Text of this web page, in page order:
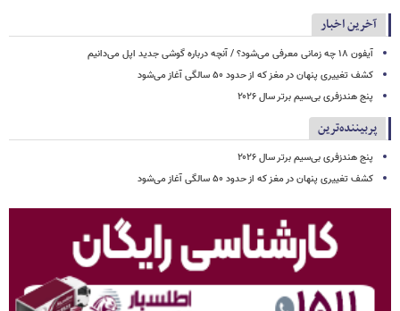
آخرین اخبار
آیفون ۱۸ چه زمانی معرفی می‌شود؟ / آنچه درباره گوشی جدید اپل می‌دانیم
کشف تغییری پنهان در مغز که از حدود ۵۰ سالگی آغاز می‌شود
پنج هندزفری بی‌سیم برتر سال ۲۰۲۶
پربیننده‌ترین
پنج هندزفری بی‌سیم برتر سال ۲۰۲۶
کشف تغییری پنهان در مغز که از حدود ۵۰ سالگی آغاز می‌شود